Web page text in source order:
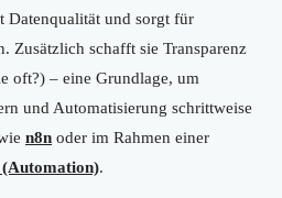
Datenqualität und sorgt für
Zusätzlich schafft sie Transparenz
oft?) – eine Grundlage, um
und Automatisierung schrittweise
n8n oder im Rahmen einer
.